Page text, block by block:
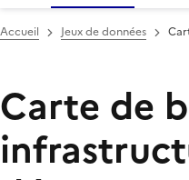
Accueil Jeux de données
Carte de